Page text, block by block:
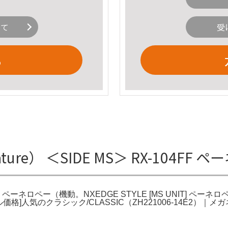
受
） ＜SIDE MS＞ RX-104FF ペ
ーネロペー（機動。NXEDGE STYLE [MS UNIT] ペーネロ
格]人気のクラシック/CLASSIC（ZH221006-14E2）｜メ